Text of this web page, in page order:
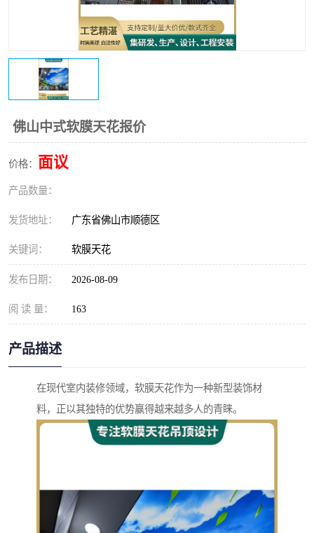
佛山中式软膜天花报价
价格： 面议
产品数量：
发货地址： 广东省佛山市顺德区
关键词： 软膜天花
发布日期： 2026-08-09
阅 读 量： 163
产品描述
在现代室内装修领域，软膜天花作为一种新型装饰材
料，正以其独特的优势赢得越来越多人的青睐。